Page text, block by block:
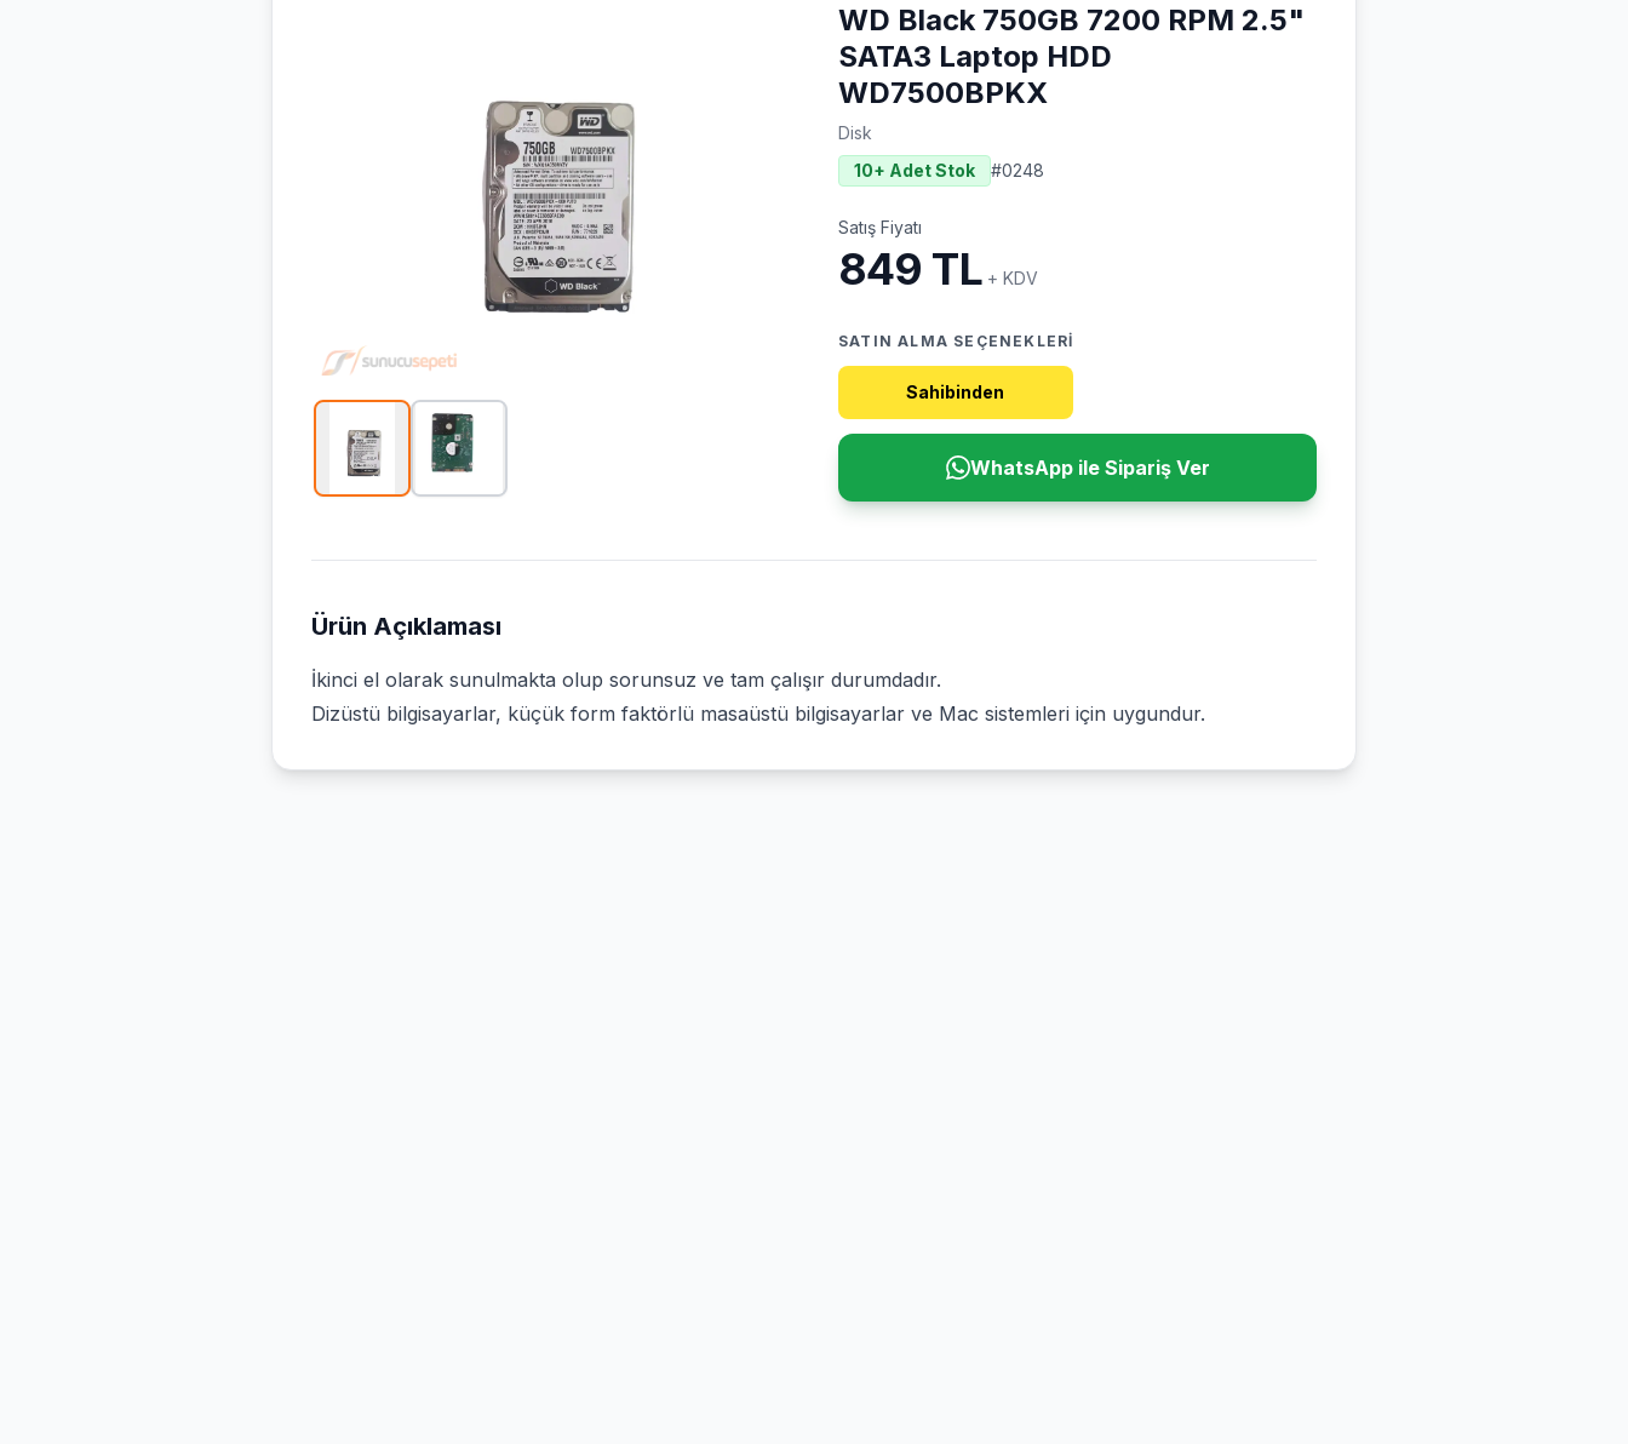
WD Black 750GB 7200 RPM 2.5"
SATA3 Laptop HDD
WD7500BPKX
Disk
10+ Adet Stok
#0248
Satış Fiyatı
849 TL + KDV
SATIN ALMA SEÇENEKLERI
Sahibinden
WhatsApp ile Sipariş Ver
Ürün Açıklaması
İkinci el olarak sunulmakta olup sorunsuz ve tam çalışır durumdadır.
Dizüstü bilgisayarlar, küçük form faktörlü masaüstü bilgisayarlar ve Mac sistemleri için uygundur.